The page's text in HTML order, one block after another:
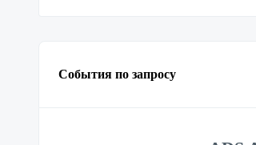
События по запросу